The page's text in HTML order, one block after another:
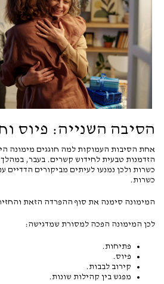
הסיבה השנייה: פיוס
אחת הסיבות העמוקות למה חוגגים מימונה
הזדמנות טבעית לחידוש קשרים. בעבר,
כשרות ולכן נמנעו לעיתים מביקורים הדדיים
כשרות.
המימונה סימנה את סוף ההפרדה הזאת
לכן המימונה הפכה למסורת שמדגישה:
פתיחות.
פיוס.
קירוב לבבות.
מפגש בין קהילות שונות.